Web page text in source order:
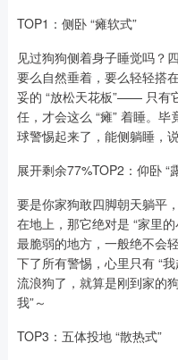
TOP1：侧卧 “瘫软式”
见过狗狗侧着身子睡觉吗？
要么自然垂着，要么轻轻搭
妥的 “放松天花板”—— 只有
任，才会这么 “瘫” 着睡。
球警惕起来了，能侧躺睡，
展开剩余77%TOP2：仰卧 “
要是你家狗敢四脚朝天躺平
在地上，那它绝对是 “家里
最脆弱的地方，一般绝不会
下了所有警惕，心里只有 “
流浪狗了，就算是刚到家的
我”～
TOP3：五体投地 “散热式”